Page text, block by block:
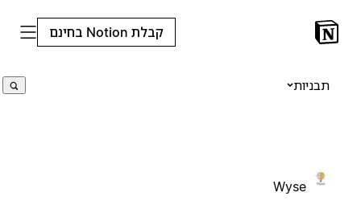
קבלת Notion בחינם
תבניות
Wyse